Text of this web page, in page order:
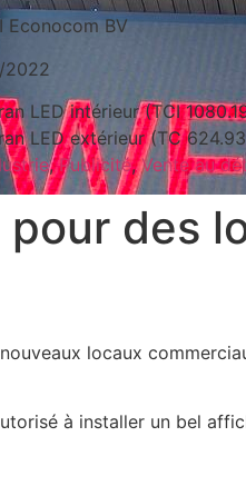
Econocom BV
2022
LED intérieur (TCI
LED extérieur (TC
,Publicité,Vente au
des
locaux
à installer un bel